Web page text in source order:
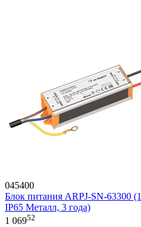
045400
Блок питания ARPJ-SN-63300
IP65 Металл, 3 года)
1 06952